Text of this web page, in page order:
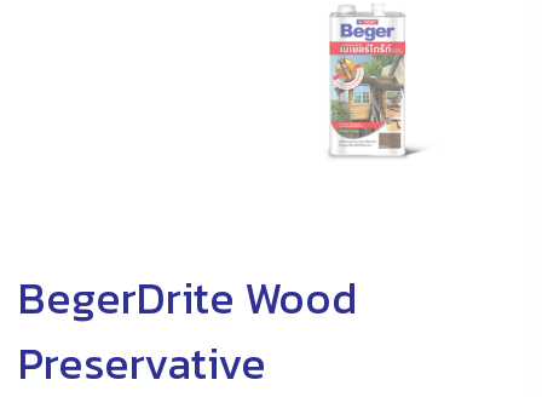
BegerDrite Wood
Preservative